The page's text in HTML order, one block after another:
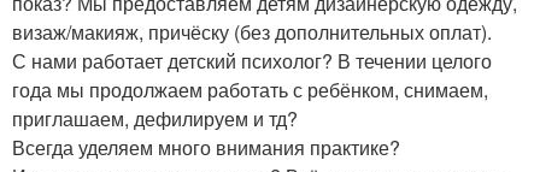
визаж/макияж, причёску (без дополнительных оплат).
С нами работает детский психолог? В течении целого
года мы продолжаем работать с ребёнком, снимаем,
приглашаем, дефилируем и тд?
Всегда уделяем много внимания практике?